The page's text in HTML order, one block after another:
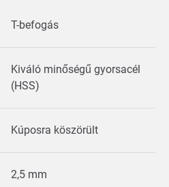
T-befogás
Kiváló minőségű gyorsacél
(HSS)
Kúposra köszörült
2,5 mm